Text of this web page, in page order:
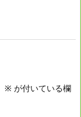
※ が付いている欄